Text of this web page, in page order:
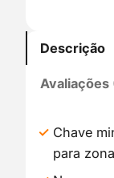
Descrição
Avaliações
Chave
para